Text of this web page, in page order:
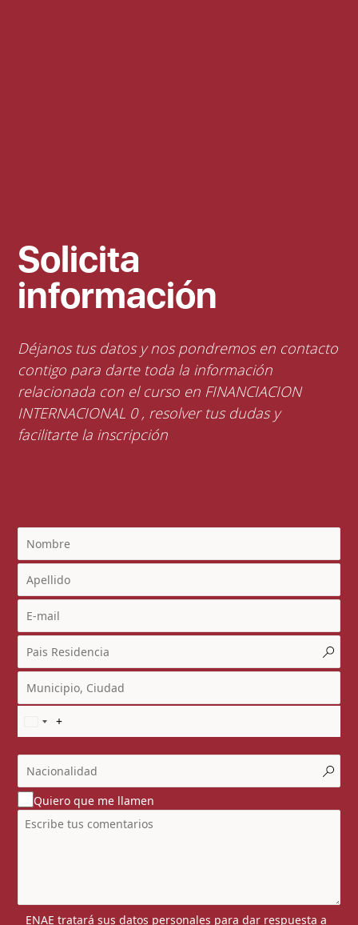
Solicita
información
Déjanos tus datos y nos pondremos en contacto
contigo para darte toda la información
relacionada con el curso en FINANCIACION
INTERNACIONAL 0 , resolver tus dudas y
facilitarte la inscripción
Quiero que me llamen
ENAE tratará sus datos personales para dar respuesta a